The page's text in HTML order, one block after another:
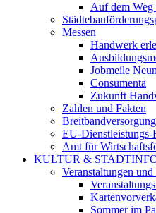
Auf dem Weg
Messen
Handwerk
Jobmeile
Consumenta
Zukunft
Zahlen und Fakten
EU-
Amt für
KULTUR &
Veranstaltungen und
Sommer im